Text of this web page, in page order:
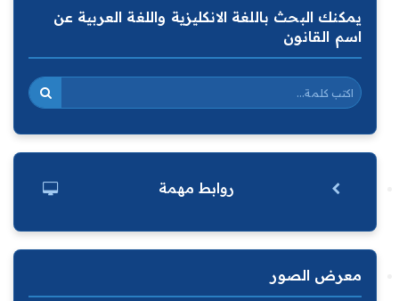
يمكنك البحث باللغة الانكليزية واللغة العربية عن
اسم القانون
روابط مهمة
معرض الصور